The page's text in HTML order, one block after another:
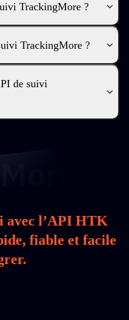
TrackingMore ?
TrackingMore ?
de suivi
avec l’API HTK
fiable et facile